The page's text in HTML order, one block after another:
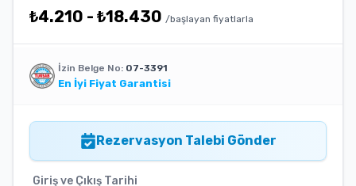
₺4.210 - ₺18.430 /başlayan fiyatlarla
İzin Belge No: 07-3391
En İyi Fiyat Garantisi
Rezervasyon Talebi Gönder
Giriş ve Çıkış Tarihi